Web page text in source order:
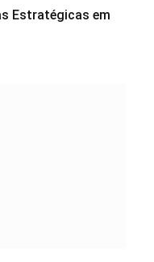
Estratégicas em